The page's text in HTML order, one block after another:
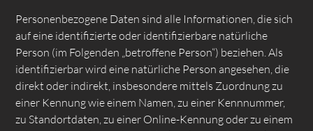
Personenbezogene Daten sind alle Informationen, die sich
auf eine identifizierte oder identifizierbare natürliche
Person (im Folgenden „betroffene Person“) beziehen. Als
identifizierbar wird eine natürliche Person angesehen, die
direkt oder indirekt, insbesondere mittels Zuordnung zu
einer Kennung wie einem Namen, zu einer Kennnummer,
zu Standortdaten, zu einer Online-Kennung oder zu einem